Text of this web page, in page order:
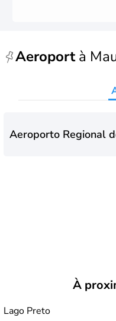
Aeroportà
Aeroporto Regional
À
Lago Preto